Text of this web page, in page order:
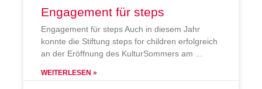
Engagement für steps
Engagement für steps Auch in diesem Jahr
konnte die Stiftung steps for children erfolgreich
an der Eröffnung des KulturSommers am
WEITERLESEN »